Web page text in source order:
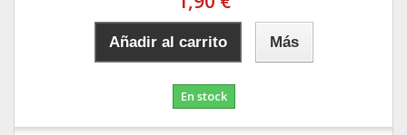
Añadir al carrito Más
En stock